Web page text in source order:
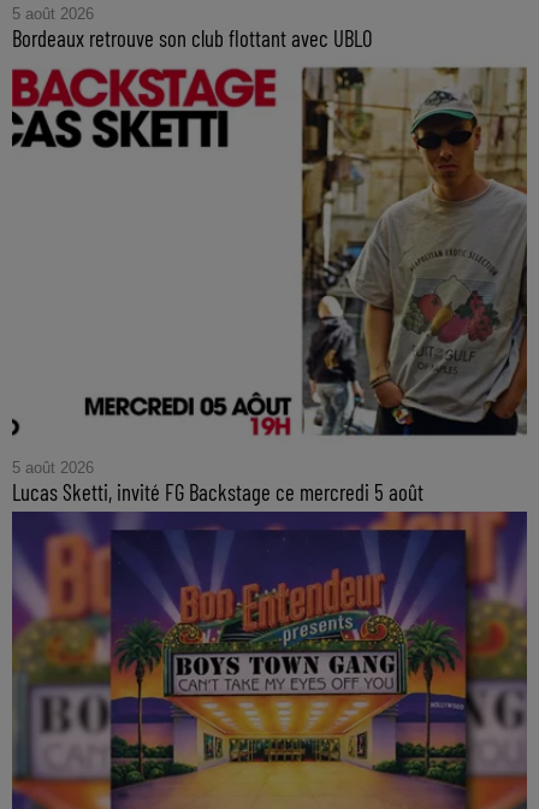
5 août 2026
Bordeaux retrouve son club flottant avec UBLO
5 août 2026
Lucas Sketti, invité FG Backstage ce mercredi 5 août